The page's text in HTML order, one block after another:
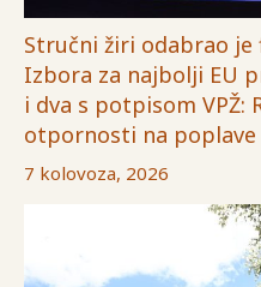
Stručni žiri odabrao
Izbora za najbolji EU
i dva s potpisom VPŽ:
otpornosti na poplave
7 kolovoza, 2026